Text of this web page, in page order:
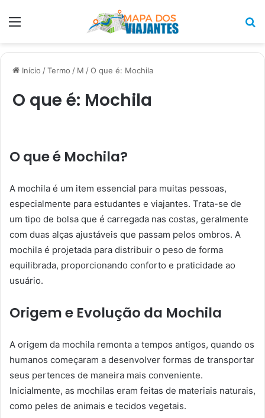
Menu
Início /Termo / M /O que é: Mochila
O que é: Mochila
O que é Mochila?
A mochila é um item essencial para muitas pessoas,
especialmente para estudantes e viajantes. Trata-se de
um tipo de bolsa que é carregada nas costas, geralmente
com duas alças ajustáveis que passam pelos ombros. A
mochila é projetada para distribuir o peso de forma
equilibrada, proporcionando conforto e praticidade ao
usuário.
Origem e Evolução da Mochila
A origem da mochila remonta a tempos antigos, quando os
humanos começaram a desenvolver formas de transportar
seus pertences de maneira mais conveniente.
Inicialmente, as mochilas eram feitas de materiais naturais,
como peles de animais e tecidos vegetais.